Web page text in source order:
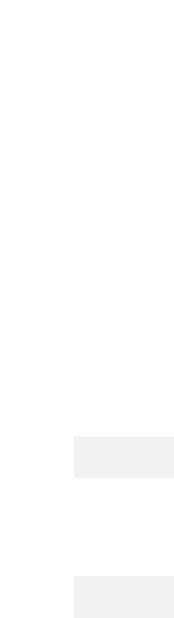
Màu
Tông